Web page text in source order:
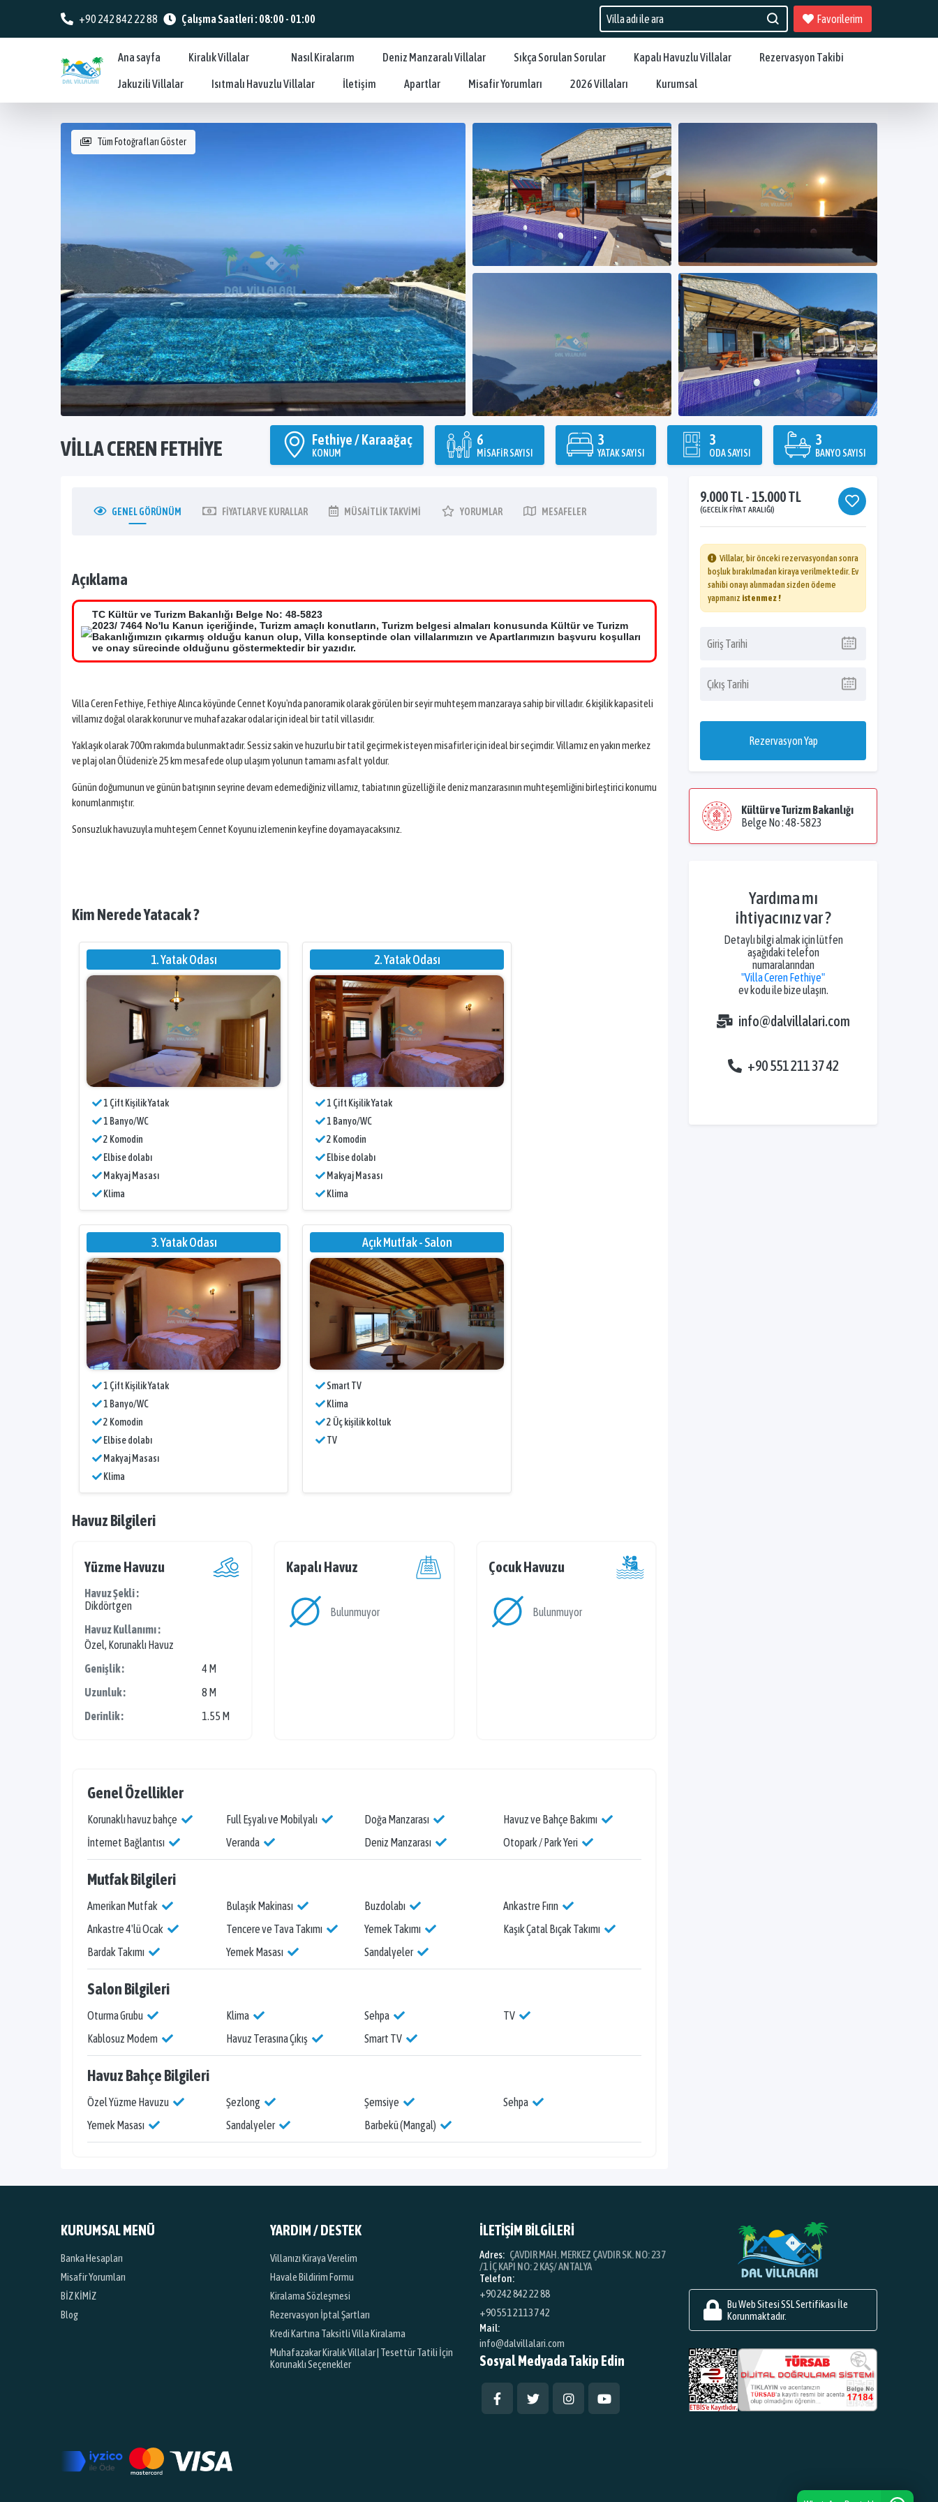
+90 242 842 22 88 Çalışma Saatleri : 08:00 - 01:00 Favorilerim
Ana sayfa Kiralık Villalar Nasıl Kiralarım Deniz Manzaralı Villalar Sıkça Sorulan Sorular Kapalı Havuzlu Villalar Rezervasyon Takibi
Jakuzili Villalar Isıtmalı Havuzlu Villalar İletişim Apartlar Misafir Yorumları 2026 Villaları Kurumsal
Tüm Fotoğrafları Göster
VILLA CEREN FETHIYE Fethiye / Karaağaç
KONUM
6
MISAFIR SAYISI
3
YATAK SAYISI
3
ODA SAYISI
3
BANYO SAYISI
GENELGÖRÜNÜM FIYATLARVE KURALLAR MÜSAITLIKTAKVIMI YORUMLAR MESAFELER
Açıklama
TC Kültür ve Turizm Bakanlığı Belge No: 48-5823
2023/ 7464 No'lu Kanun içeriğinde, Turizm amaçlı konutların, Turizm belgesi almaları konusunda Kültür ve Turizm
Bakanlığımızın çıkarmış olduğu kanun olup, Villa konseptinde olan villalarımızın ve Apartlarımızın başvuru koşulları
ve onay sürecinde olduğunu göstermektedir bir yazıdır.
Villa Ceren Fethiye, Fethiye Alınca köyünde Cennet Koyu'nda panoramik olarak görülen bir seyir muhteşem manzaraya sahip bir villadır. 6 kişilik kapasiteli
villamız doğal olarak korunur ve muhafazakar odalar için ideal bir tatil villasıdır.
Yaklaşık olarak 700m rakımda bulunmaktadır. Sessiz sakin ve huzurlu bir tatil geçirmek isteyen misafirler için ideal bir seçimdir. Villamız en yakın merkez
ve plaj olan Ölüdeniz'e 25 km mesafede olup ulaşım yolunun tamamı asfalt yoldur.
Günün doğumunun ve günün batışının seyrine devam edemediğiniz villamız, tabiatının güzelliği ile deniz manzarasının muhteşemliğini birleştirici konumu
konumlanmıştır.
Sonsuzluk havuzuyla muhteşem Cennet Koyunu izlemenin keyfine doyamayacaksınız.
Kim Nerede Yatacak ?
1. Yatak Odası
1 Çift Kişilik Yatak
1 Banyo/WC
2 Komodin
Elbise dolabı
Makyaj Masası
Klima
2. Yatak Odası
1 Çift Kişilik Yatak
1 Banyo/WC
2 Komodin
Elbise dolabı
Makyaj Masası
Klima
3. Yatak Odası
1 Çift Kişilik Yatak
1 Banyo/WC
2 Komodin
Elbise dolabı
Makyaj Masası
Klima
Açık Mutfak - Salon
Smart TV
Klima
2 Üç kişilik koltuk
TV
Havuz Bilgileri
Yüzme Havuzu
Havuz Şekli :
Dikdörtgen
Havuz Kullanımı :
Özel, Korunaklı Havuz
Genişlik :
4 M
Uzunluk :
8 M
Derinlik :
1.55 M
Kapalı Havuz
Bulunmuyor
Çocuk Havuzu
Bulunmuyor
Genel Özellikler
Korunaklı havuz bahçe Full Eşyalı ve Mobilyalı Doğa Manzarası
Havuz ve Bahçe Bakımı
İnternet Bağlantısı
Veranda Deniz Manzarası Otopark / Park Yeri
Mutfak Bilgileri
Amerikan Mutfak Bulaşık Makinası Buzdolabı
Ankastre Fırın
Ankastre 4'lü Ocak
Tencere ve Tava Takımı Yemek Takımı
Kaşık Çatal Bıçak Takımı
Bardak Takımı
Yemek Masası Sandalyeler
Salon Bilgileri
Oturma Grubu Klima Sehpa
TV
Kablosuz Modem
Havuz Terasına Çıkış Smart TV
Havuz Bahçe Bilgileri
Özel Yüzme Havuzu Şezlong Şemsiye
Sehpa
Yemek Masası
Sandalyeler Barbekü (Mangal)
9.000 TL - 15.000 TL
(GECELIK FIYAT ARALIĞI)
Villalar, bir önceki rezervasyondan sonra
boşluk bırakılmadan kiraya verilmektedir. Ev
sahibi onayı alınmadan sizden ödeme
yapmanız istenmez !
Rezervasyon Yap
Kültür ve Turizm Bakanlığı
Belge No : 48-5823
Yardıma mı
ihtiyacınız var ?
Detaylı bilgi almak için lütfen
aşağıdaki telefon
numaralarından
"Villa Ceren Fethiye"
ev kodu ile bize ulaşın.
info@dalvillalari.com
+90 551 211 37 42
KURUMSAL MENÜ
Banka Hesapları
Misafir Yorumları
BİZ KİMİZ
Blog
YARDIM / DESTEK
Villanızı Kiraya Verelim
Havale Bildirim Formu
Kiralama Sözleşmesi
Rezervasyon İptal Şartları
Kredi Kartına Taksitli Villa Kiralama
Muhafazakar Kiralık Villalar | Tesettür Tatili İçin
Korunaklı Seçenekler
İLETİŞİM BİLGİLERİ
Adres: ÇAVDIR MAH. MERKEZ ÇAVDIR SK. NO: 237
/1 İÇ KAPI NO: 2 KAŞ/ ANTALYA
Telefon:
+90 242 842 22 88
+90 551 211 37 42
Mail:
info@dalvillalari.com
Sosyal Medyada Takip Edin
Bu Web Sitesi SSL Sertifikası İle
Korunmaktadır.